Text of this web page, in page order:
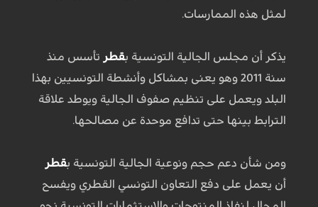
لمثل هذه الممارسات.
يذكر أن مجلس الجالية التونسية بقطر تأسس منذ
سنة 2011 وهو يعنى بمشاكل وأنشطة التونسيين بهذا
البلد ويعمل على تنظيم صفوف الجالية ويوطد علاقة
الترابط بينها حتى تدافع موحدة عن مصالحها.
ومن شأن دعم حجم ونوعية الجالية التونسية بقطر
أن يعمل على دفع التعاون التونسي القطري ويفسح